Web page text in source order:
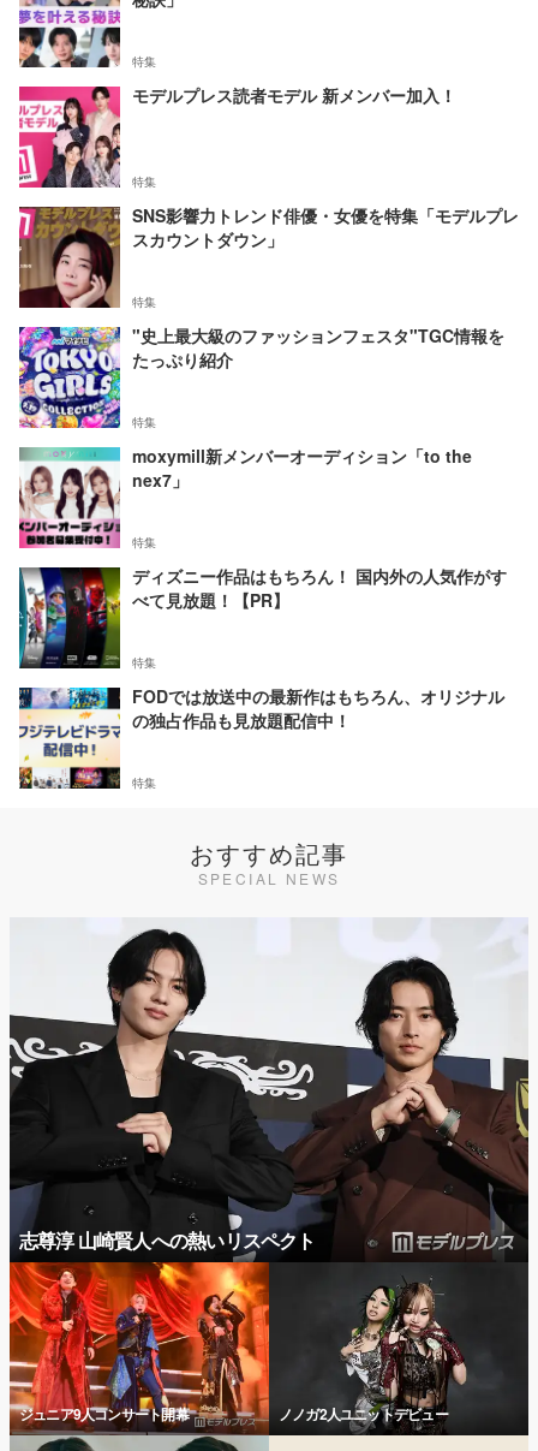
特集
モデルプレス読者モデル 新メンバー加入！
特集
SNS影響力トレンド俳優・女優を特集「モデルプレ
スカウントダウン」
特集
"史上最大級のファッションフェスタ"TGC情報を
たっぷり紹介
特集
moxymill新メンバーオーディション「to the
nex7」
特集
ディズニー作品はもちろん！ 国内外の人気作がす
べて見放題！【PR】
特集
FODでは放送中の最新作はもちろん、オリジナル
の独占作品も見放題配信中！
特集
おすすめ記事
SPECIAL NEWS
志尊淳 山崎賢人への熱いリスペクト
ジュニア9人コンサート開幕 ノノガ2人ユニットデビュー